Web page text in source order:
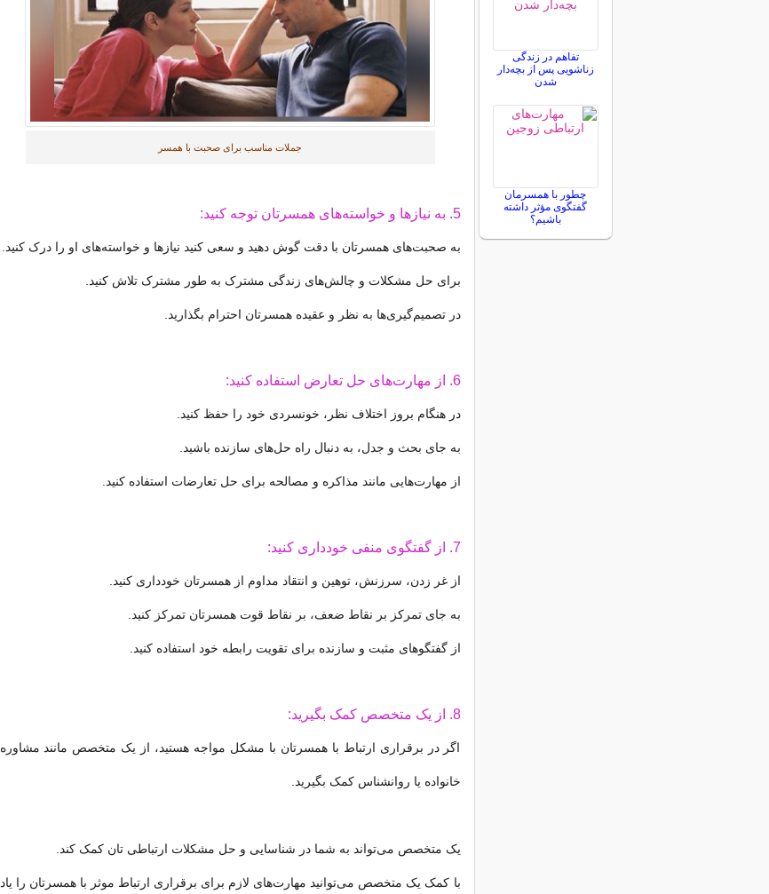
جملات مناسب برای صحبت با همسر
5. به نیازها و خواسته‌های همسرتان توجه کنید:
به صحبت‌های همسرتان با دقت گوش دهید و سعی کنید نیازها و خواسته‌های او را درک کنید.
برای حل مشکلات و چالش‌های زندگی مشترک به طور مشترک تلاش کنید.
در تصمیم‌گیری‌ها به نظر و عقیده همسرتان احترام بگذارید.
6. از مهارت‌های حل تعارض استفاده کنید:
در هنگام بروز اختلاف نظر، خونسردی خود را حفظ کنید.
به جای بحث و جدل، به دنبال راه حل‌های سازنده باشید.
از مهارت‌هایی مانند مذاکره و مصالحه برای حل تعارضات استفاده کنید.
7. از گفتگوی منفی خودداری کنید:
از غر زدن، سرزنش، توهین و انتقاد مداوم از همسرتان خودداری کنید.
به جای تمرکز بر نقاط ضعف، بر نقاط قوت همسرتان تمرکز کنید.
از گفتگوهای مثبت و سازنده برای تقویت رابطه خود استفاده کنید.
8. از یک متخصص کمک بگیرید:
اگر در برقراری ارتباط با همسرتان با مشکل مواجه هستید، از یک متخصص مانند مشاوره
خانواده یا روانشناس کمک بگیرید.
یک متخصص می‌تواند به شما در شناسایی و حل مشکلات ارتباطی تان کمک کند.
با کمک یک متخصص می‌توانید مهارت‌های لازم برای برقراری ارتباط موثر با همسرتان را یاد
تفاهم در زندگی
زناشویی پس از بچه‌دار
شدن
چطور با همسرمان
گفتگوی مؤثر داشته
باشیم؟